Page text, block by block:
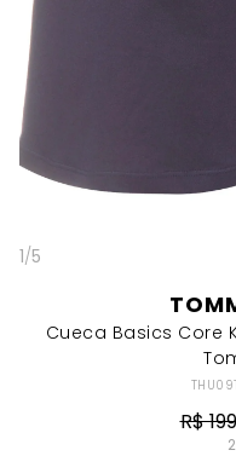
1/5
Cueca Basics Core
R$